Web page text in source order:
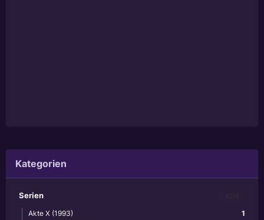
Kategorien
Serien
1
Akte X (1993)